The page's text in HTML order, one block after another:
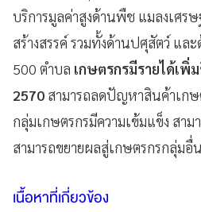
บริการมูลค่าสูงด้านพืช แมลงเศรษ
สร้างสรรค์ รวมทั้งด้านปศุสัตว์ แล
500 ตำบล เกษตรกรมีรายได้เพิ่
2570 สามารถลดปัญหาสินค้าเกษ
กลุ่มเกษตรกรมีความเข้มแข็ง สา
สามารถขยายผลสู่เกษตรกรกลุ่มอื่
เนื้อหาที่เกี่ยวข้อง